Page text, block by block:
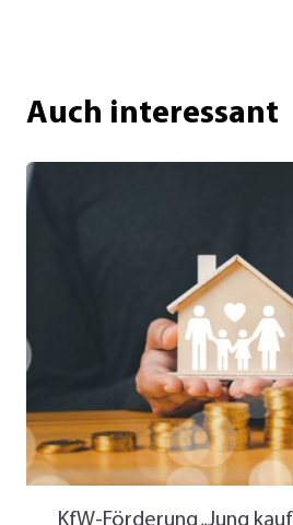
Auch interessant